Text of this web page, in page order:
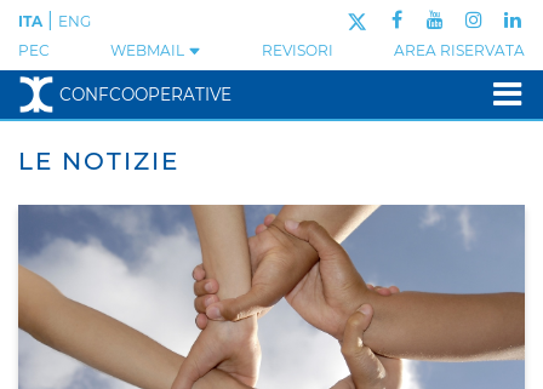
PEC WEBMAIL REVISORI AREA RISERVATA
ITA ENG
CONFCOOPERATIVE
LE NOTIZIE